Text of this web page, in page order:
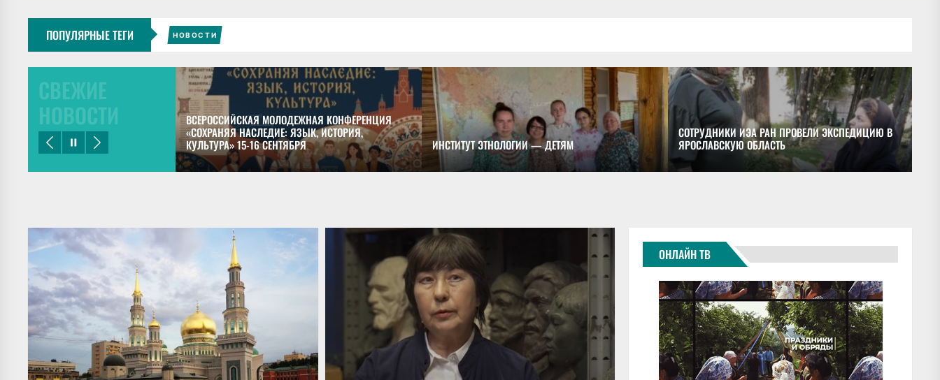
ПОПУЛЯРНЫЕ ТЕГИ НОВОСТИ
СВЕЖИЕ
НОВОСТИ
ПРЕДСТАВИЛ ДОКЛАДЫ НА
КОНГРЕССЕ МАЙЯНИСТОВ В
ВСЕРОССИЙСКАЯ МОЛОДЕЖНАЯ КОНФЕРЕНЦИЯ
«СОХРАНЯЯ НАСЛЕДИЕ: ЯЗЫК, ИСТОРИЯ,
КУЛЬТУРА» 15-16 СЕНТЯБРЯ
ИНСТИТУТ ЭТНОЛОГИИ — ДЕТЯМ
СОТРУДНИКИ ИЭА РАН ПРОВЕЛИ ЭКСПЕДИЦИЮ В
ЯРОСЛАВСКУЮ ОБЛАСТЬ
ОНЛАЙН ТВ